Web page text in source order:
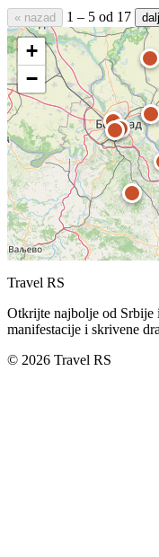
« nazad 1 – 5 od 17
+
−
Travel RS
Otkrijte najbolje od Srbije
manifestacije i skrivene
© 2026 Travel RS